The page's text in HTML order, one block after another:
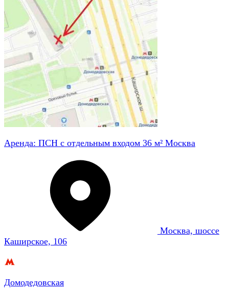
Аренда: ПСН с отдельным входом 36 м² Москва
Москва, шоссе
Каширское, 106
Домодедовская